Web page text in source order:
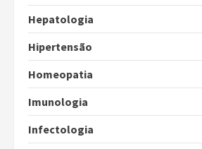
Hepatologia
Hipertensão
Homeopatia
Imunologia
Infectologia